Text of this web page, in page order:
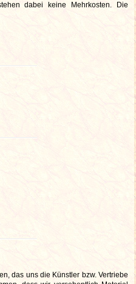
dabei keine Mehrkosten. Die
das uns die Künstler bzw. Vertriebe